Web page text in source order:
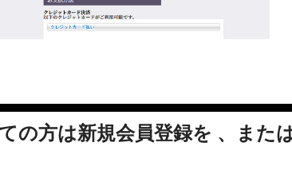
の方は新規会員登録を 、また